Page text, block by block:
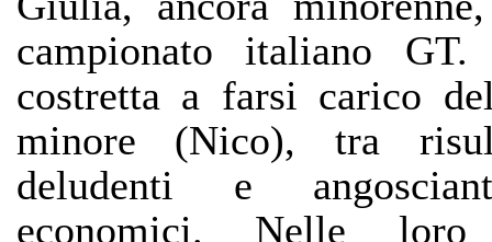
campionato italiano
costretta a farsi carico
minore (Nico), tra
deludenti e
economici. Nelle